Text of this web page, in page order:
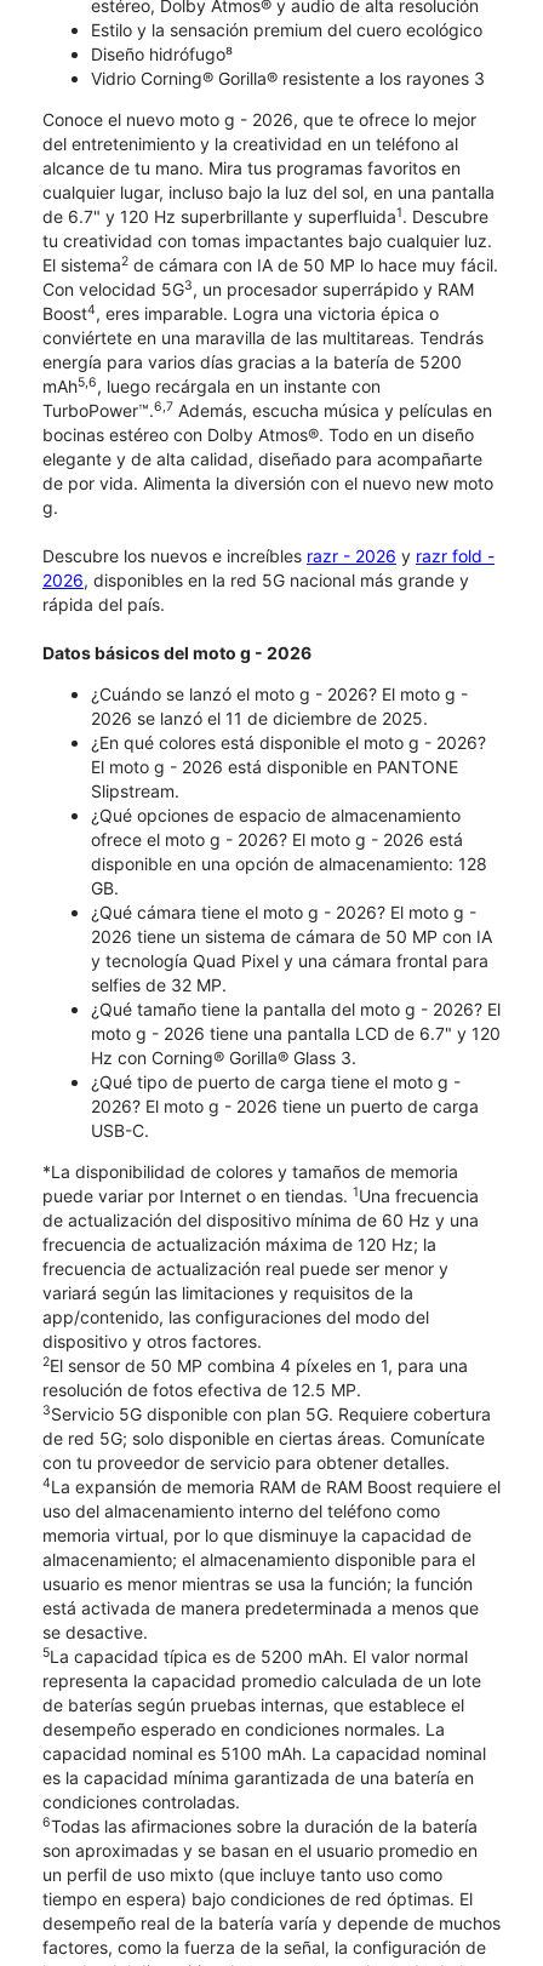
estéreo, Dolby Atmos® y audio de alta resolución
Estilo y la sensación premium del cuero ecológico
Diseño hidrófugo⁸
Vidrio Corning® Gorilla® resistente a los rayones 3
Conoce el nuevo moto g - 2026, que te ofrece lo mejor
del entretenimiento y la creatividad en un teléfono al
alcance de tu mano. Mira tus programas favoritos en
cualquier lugar, incluso bajo la luz del sol, en una pantalla
de 6.7" y 120 Hz superbrillante y superfluida1. Descubre
tu creatividad con tomas impactantes bajo cualquier luz.
El sistema2 de cámara con IA de 50 MP lo hace muy fácil.
Con velocidad 5G3, un procesador superrápido y RAM
Boost4, eres imparable. Logra una victoria épica o
conviértete en una maravilla de las multitareas. Tendrás
energía para varios días gracias a la batería de 5200
mAh5,6, luego recárgala en un instante con
TurboPower™.6,7 Además, escucha música y películas en
bocinas estéreo con Dolby Atmos®. Todo en un diseño
elegante y de alta calidad, diseñado para acompañarte
de por vida. Alimenta la diversión con el nuevo new moto
g.
Descubre los nuevos e increíbles razr - 2026 y razr fold -
2026, disponibles en la red 5G nacional más grande y
rápida del país.
Datos básicos del moto g - 2026
¿Cuándo se lanzó el moto g - 2026?​​​​​​​ El moto g -
2026 se lanzó el 11 de diciembre de 2025.
¿En qué colores está disponible el moto g - 2026?
El moto g - 2026 está disponible en PANTONE
Slipstream.
¿Qué opciones de espacio de almacenamiento
ofrece el moto g - 2026? El moto g - 2026 está
disponible en una opción de almacenamiento: 128
GB.
¿Qué cámara tiene el moto g - 2026? El moto g -
2026 tiene un sistema de cámara de 50 MP con IA
y tecnología Quad Pixel y una cámara frontal para
selfies de 32 MP.
¿Qué tamaño tiene la pantalla del moto g - 2026? El
moto g - 2026 tiene una pantalla LCD de 6.7" y 120
Hz con Corning® Gorilla® Glass 3.
¿Qué tipo de puerto de carga tiene el moto g -
2026? El moto g - 2026 tiene un puerto de carga
USB-C.
*La disponibilidad de colores y tamaños de memoria
puede variar por Internet o en tiendas. 1Una frecuencia
de actualización del dispositivo mínima de 60 Hz y una
frecuencia de actualización máxima de 120 Hz; la
frecuencia de actualización real puede ser menor y
variará según las limitaciones y requisitos de la
app/contenido, las configuraciones del modo del
dispositivo y otros factores.
2El sensor de 50 MP combina 4 píxeles en 1, para una
resolución de fotos efectiva de 12.5 MP.
3Servicio 5G disponible con plan 5G. Requiere cobertura
de red 5G; solo disponible en ciertas áreas. Comunícate
con tu proveedor de servicio para obtener detalles.
4La expansión de memoria RAM de RAM Boost requiere el
uso del almacenamiento interno del teléfono como
memoria virtual, por lo que disminuye la capacidad de
almacenamiento; el almacenamiento disponible para el
usuario es menor mientras se usa la función; la función
está activada de manera predeterminada a menos que
se desactive.
5La capacidad típica es de 5200 mAh. El valor normal
representa la capacidad promedio calculada de un lote
de baterías según pruebas internas, que establece el
desempeño esperado en condiciones normales. La
capacidad nominal es 5100 mAh. La capacidad nominal
es la capacidad mínima garantizada de una batería en
condiciones controladas.
6Todas las afirmaciones sobre la duración de la batería
son aproximadas y se basan en el usuario promedio en
un perfil de uso mixto (que incluye tanto uso como
tiempo en espera) bajo condiciones de red óptimas. El
desempeño real de la batería varía y depende de muchos
factores, como la fuerza de la señal, la configuración de